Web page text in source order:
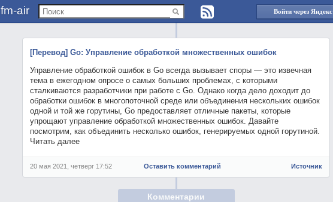
fm-air Войти через Яндекс
[Перевод] Go: Управление обработкой множественных ошибок
Управление обработкой ошибок в Go всегда вызывает споры — это извечная
тема в ежегодном опросе о самых больших проблемах, с которыми
сталкиваются разработчики при работе с Go. Однако когда дело доходит до
обработки ошибок в многопоточной среде или объединения нескольких ошибок
одной и той же горутины, Go предоставляет отличные пакеты, которые
упрощают управление обработкой множественных ошибок. Давайте
посмотрим, как объединить несколько ошибок, генерируемых одной горутиной.
Читать далее
20 мая 2021, четверг 17:52 Оставить комментарий Источник
Комментарии